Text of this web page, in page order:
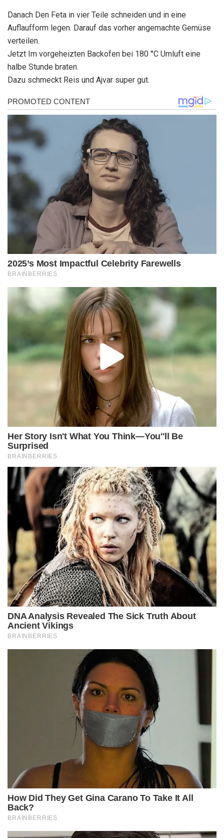
Danach Den Feta in vier Teile schneiden und in eine
Auflaufform legen. Darauf das vorher angemachte Gemüse
verteilen.
Jetzt Im vorgeheizten Backofen bei 180 °C Umluft eine
halbe Stunde braten.
Dazu schmeckt Reis und Ajvar super gut.